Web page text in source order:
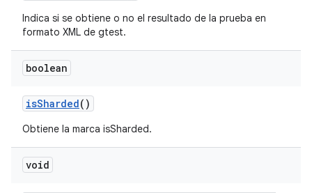
Indica si se obtiene o no el resultado de la prueba en
formato XML de gtest.
boolean
isSharded()
Obtiene la marca isSharded.
void